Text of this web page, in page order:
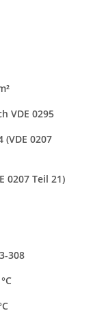
VDE 0295
(VDE 0207
0207 Teil 21)
308